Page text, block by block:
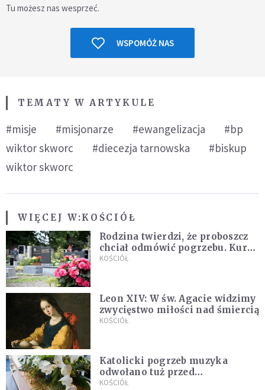
Tu możesz nas wesprzeć.
WSPOMÓŻ NAS
TEMATY W ARTYKULE
#misje #misjonarze #ewangelizacja
#bp
wiktor skworc
#diecezja tarnowska
#biskup
wiktor skworc
WIĘCEJ W:KOŚCIÓŁ
Rodzina twierdzi, że proboszcz
chciał odmówić pogrzebu. Kuria
zapowiada wyjaśnienia
KOŚCIÓŁ
Leon XIV: W św. Agacie widzimy
zwycięstwo miłości nad śmiercią
KOŚCIÓŁ
Katolicki pogrzeb muzyka
odwołano tuż przed
uroczystością. Powodem była
KOŚCIÓŁ